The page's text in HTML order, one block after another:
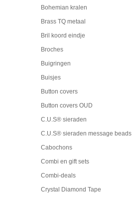
Bohemian kralen
Brass TQ metaal
Bril koord eindje
Broches
Buigringen
Buisjes
Button covers
Button covers OUD
C.U.S® sieraden
C.U.S® sieraden message beads
Cabochons
Combi en gift sets
Combi-deals
Crystal Diamond Tape